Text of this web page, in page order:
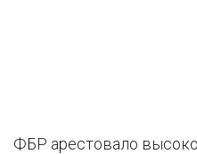
ФБР арестовало